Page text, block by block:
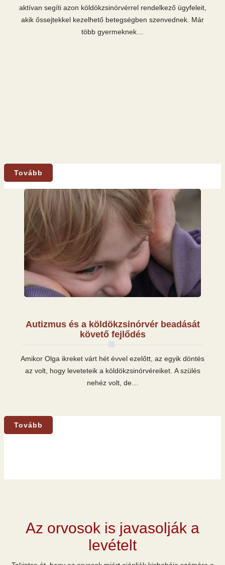
aktívan segíti azon köldökzsinórvérrel rendelkező ügyfeleit,
akik őssejtekkel kezelhető betegségben szenvednek. Már
több gyermeknek…
Tovább
Autizmus és a köldökzsinórvér beadását
követő fejlődés
Amikor Olga ikreket várt hét évvel ezelőtt, az egyik döntés
az volt, hogy leveteteik a köldökzsinórvéreiket. A szülés
nehéz volt, de…
Tovább
Az orvosok is javasolják a
levételt